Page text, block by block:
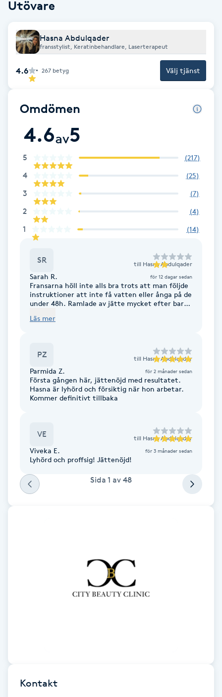
Fransk manikyr
Fransrengöring
Frekvensterapi
Friskvård
Funktionsanalys
Färgning
Föning
Gel naglar
Gelenaglar
Gellack med förstärkning
Gravidmassage
Gruppträning
Hatha Yoga
Utövare
Hasna Abdulqader
fransstylist, Keratinbehandlare, Laserterapeut
4.6 267 betyg Välj tjänst
Omdömen
4.6av5
5 (217)
4 (25)
3 (7)
2 (4)
1 (14)
SR till Hasna Abdulqader
Sarah R. för 12 dagar sedan
Fransarna höll inte alls bra trots att man följde
instruktioner att inte få vatten eller ånga på de
under 48h. Ramlade av jätte mycket efter bara
Läs mer
PZ till Hasna Abdulqader
Parmida Z. för 2 månader sedan
Första gången här, jättenöjd med resultatet.
Hasna är lyhörd och försiktig när hon arbetar.
Kommer definitivt tillbaka
VE till Hasna Abdulqader
Viveka E. för 3 månader sedan
Lyhörd och proffsig! Jättenöjd!
Sida 1 av 48
Kontakt